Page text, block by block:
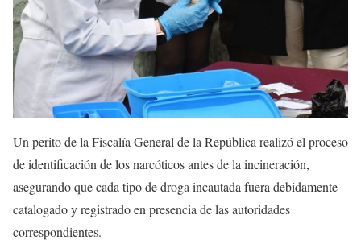
Un perito de la Fiscalía General de la República realizó el proceso
de identificación de los narcóticos antes de la incineración,
asegurando que cada tipo de droga incautada fuera debidamente
catalogado y registrado en presencia de las autoridades
correspondientes.